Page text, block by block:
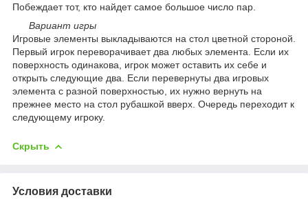
Побеждает тот, кто найдет самое большое число пар.
Вариант игры
Игровые элементы выкладываются на стол цветной стороной.
Первый игрок переворачивает два любых элемента. Если их
поверхность одинакова, игрок может оставить их себе и
открыть следующие два. Если перевернуты два игровых
элемента с разной поверхностью, их нужно вернуть на
прежнее место на стол рубашкой вверх. Очередь переходит к
следующему игроку.
Скрыть
Условия доставки